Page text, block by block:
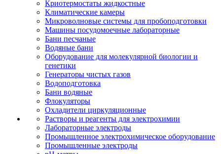
Криотермостаты жидкостные
Климатические камеры
Микроволновые системы для пробоподготовки
Машины посудомоечные лабораторные
Бани песчаные
Водяные бани
Оборудование для молекулярной биологии и
генетики
Генераторы чистых газов
Водоподготовка
Бани водяные
Флокуляторы
Охладители циркуляционные
Растворы и реагенты для электрохимии
Лабораторные электроды
Промышленное электрохимическое оборудование
Промышленные электроды